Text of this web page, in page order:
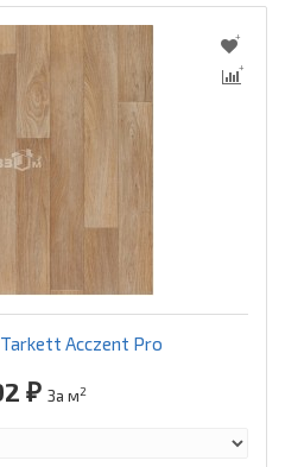
Acczent Pro
₽ За м2